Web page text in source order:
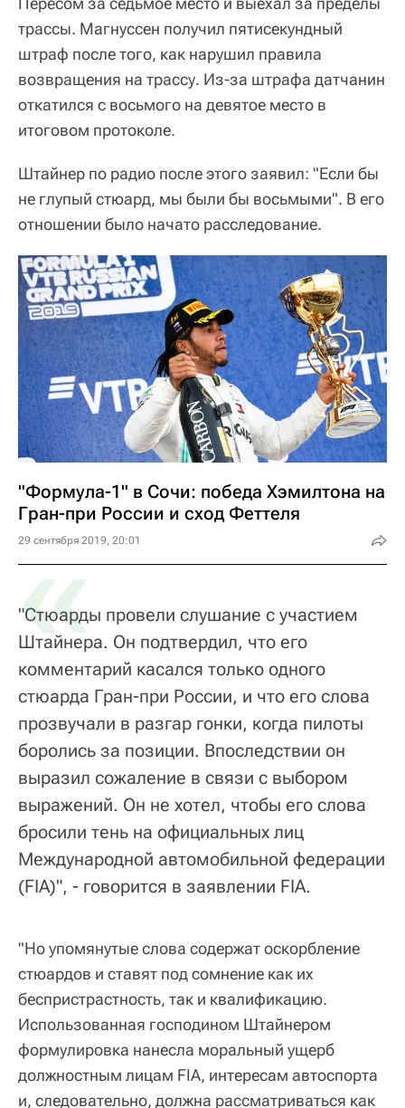
трассы. Магнуссен получил пятисекундный
штраф после того, как нарушил правила
возвращения на трассу. Из-за штрафа датчанин
откатился с восьмого на девятое место в
итоговом протоколе.
Штайнер по радио после этого заявил: "Если бы
не глупый стюард, мы были бы восьмыми". В его
отношении было начато расследование.
"Формула-1" в Сочи: победа Хэмилтона на
Гран-при России и сход Феттеля
29 сентября 2019, 20:01
«
"Стюарды провели слушание с участием
Штайнера. Он подтвердил, что его
комментарий касался только одного
стюарда Гран-при России, и что его слова
прозвучали в разгар гонки, когда пилоты
боролись за позиции. Впоследствии он
выразил сожаление в связи с выбором
выражений. Он не хотел, чтобы его слова
бросили тень на официальных лиц
Международной автомобильной федерации
(FIA)", - говорится в заявлении FIA.
"Но упомянутые слова содержат оскорбление
стюардов и ставят под сомнение как их
беспристрастность, так и квалификацию.
Использованная господином Штайнером
формулировка нанесла моральный ущерб
должностным лицам FIA, интересам автоспорта
и, следовательно, должна рассматриваться как